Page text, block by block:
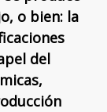
o bien: la
del